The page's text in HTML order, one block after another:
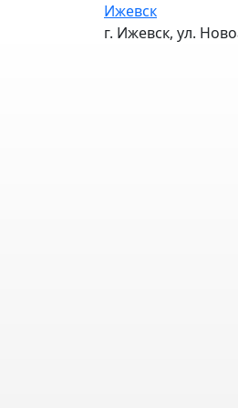
Ижевск
г. Ижевск, ул.